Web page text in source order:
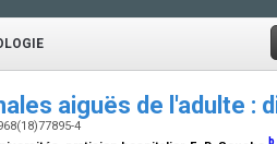
aiguës de l'adulte :
4